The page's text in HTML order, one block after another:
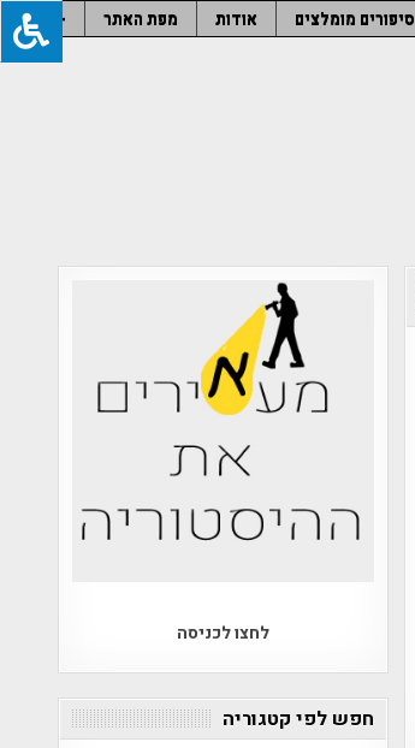
סיפורים מומלצים אודות מפת האתר –
לחצו לכניסה
חפש לפי קטגוריה